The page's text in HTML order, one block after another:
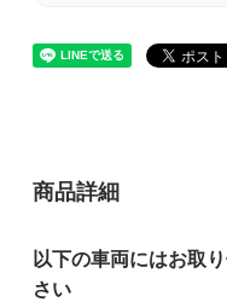
商品詳細
以下の車両にはお取
さい